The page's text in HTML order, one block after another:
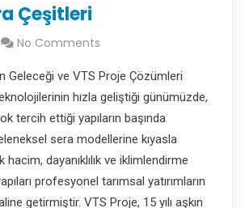
Çeşitleri
No Comments
Geleceği ve VTS Proje Çözümleri
hızla geliştiği günümüzde,
tercih ettiği yapıların başında
sera modellerine kıyasla
dayanıklılık ve iklimlendirme
profesyonel tarımsal yatırımların
getirmiştir. VTS Proje, 15 yılı aşkın